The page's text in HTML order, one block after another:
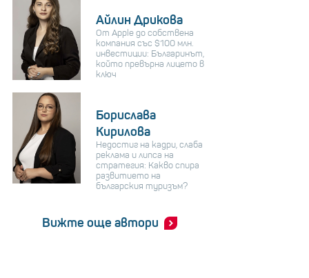
Айлин Дрикова
От Apple до собствена
компания със $100 млн.
инвестиции: Българинът,
който превърна лицето в
ключ
Борислава
Кирилова
Недостиг на кадри, слаба
реклама и липса на
стратегия: Какво спира
развитието на
българския туризъм?
Вижте още автори